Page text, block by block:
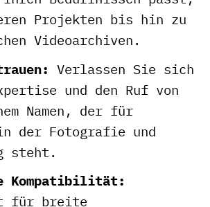
Projekten bis hin zu
Videoarchiven.
Verlassen Sie sich
und den Ruf von
Namen, der für
der Fotografie und
steht.
Kompatibilität:
für breite